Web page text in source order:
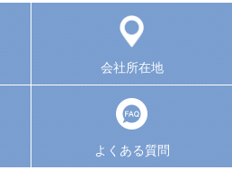
会社所在地
よくある質問